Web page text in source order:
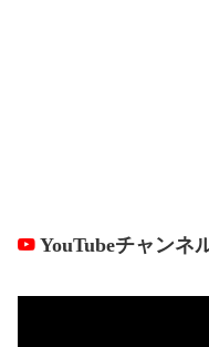
YouTubeチャンネ